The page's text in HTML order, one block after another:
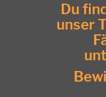
Du
unser